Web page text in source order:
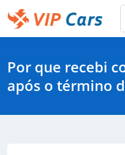
Pular
para
Por que recebi
após o término